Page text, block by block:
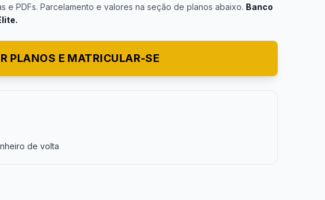
e PDFs. Parcelamento e valores na seção de planos abaixo. Banco
PLANOS E MATRICULAR-SE
de volta